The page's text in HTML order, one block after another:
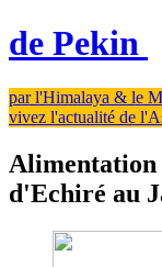
de Pekin
par l'Himalaya & le
vivez l'actualité de
Alimentation
d'Echiré au